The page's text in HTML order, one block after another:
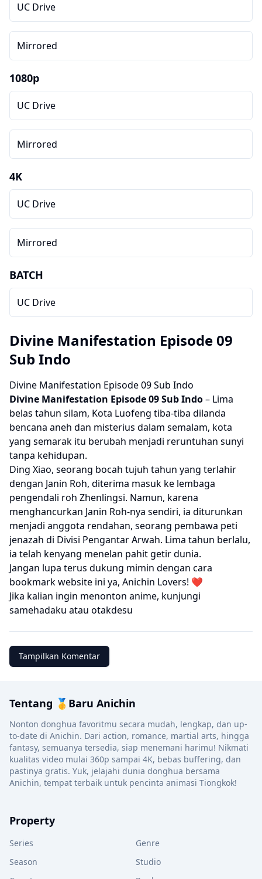
UC Drive
Mirrored
1080p
UC Drive
Mirrored
4K
UC Drive
Mirrored
BATCH
UC Drive
Divine Manifestation Episode 09
Sub Indo
Divine Manifestation Episode 09 Sub Indo
Divine Manifestation Episode 09 Sub Indo– Lima
belas tahun silam, Kota Luofeng tiba-tiba dilanda
bencana aneh dan misterius dalam semalam, kota
yang semarak itu berubah menjadi reruntuhan sunyi
tanpa kehidupan.
Ding Xiao, seorang bocah tujuh tahun yang terlahir
dengan Janin Roh, diterima masuk ke lembaga
pengendali roh Zhenlingsi. Namun, karena
menghancurkan Janin Roh-nya sendiri, ia diturunkan
menjadi anggota rendahan, seorang pembawa peti
jenazah di Divisi Pengantar Arwah. Lima tahun berlalu,
ia telah kenyang menelan pahit getir dunia.
Jangan lupa terus dukung mimin dengan cara
bookmark website ini ya, Anichin Lovers! ❤️
Jika kalian ingin menonton anime, kunjungi
samehadaku atau otakdesu
Tampilkan Komentar
Tentang 🥇Baru Anichin
Nonton donghua favoritmu secara mudah, lengkap, dan up-
to-date di Anichin. Dari action, romance, martial arts, hingga
fantasy, semuanya tersedia, siap menemani harimu! Nikmati
kualitas video mulai 360p sampai 4K, bebas buffering, dan
pastinya gratis. Yuk, jelajahi dunia donghua bersama
Anichin, tempat terbaik untuk pencinta animasi Tiongkok!
Property
Series
Genre
Season
Studio